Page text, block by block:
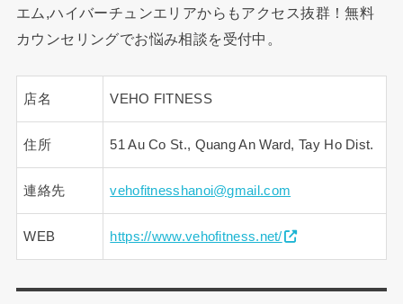
エム,ハイバーチュンエリアからもアクセス抜群！無料
カウンセリングでお悩み相談を受付中。
店名 VEHO FITNESS
住所 51 Au Co St., Quang An Ward, Tay Ho Dist.
連絡先 vehofitnesshanoi@gmail.com
WEB https://www.vehofitness.net/